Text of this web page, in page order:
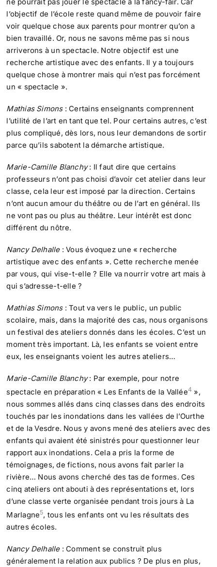
ne pourrait pas jouer le spectacle à la fancy-fair. Car
l’objectif de l’école reste quand même de pouvoir faire
voir quelque chose aux parents pour montrer qu’on a
bien travaillé. Or, nous ne savons même pas si nous
arriverons à un spectacle. Notre objectif est une
recherche artistique avec des enfants. Il y a toujours
quelque chose à montrer mais qui n’est pas forcément
un « spectacle ».
Mathias Simons: Certains enseignants comprennent
l’utilité de l’art en tant que tel. Pour certains autres, c’est
plus compliqué, dès lors, nous leur demandons de sortir
parce qu’ils sabotent la démarche artistique.
Marie-Camille Blanchy: Il faut dire que certains
professeurs n’ont pas choisi d’avoir cet atelier dans leur
classe, cela leur est imposé par la direction. Certains
n’ont aucun amour du théâtre ou de l’art en général. Ils
ne vont pas ou plus au théâtre. Leur intérêt est donc
différent du nôtre.
Nancy Delhalle: Vous évoquez une « recherche
artistique avec des enfants ». Cette recherche menée
par vous, qui vise-t-elle ? Elle va nourrir votre art mais à
qui s’adresse-t-elle ?
Mathias Simons: Tout va vers le public, un public
scolaire, mais, dans la majorité des cas, nous organisons
un festival des ateliers donnés dans les écoles. C’est un
moment très important. Là, les enfants se voient entre
eux, les enseignants voient les autres ateliers…
Marie-Camille Blanchy: Par exemple, pour notre
spectacle en préparation « Les Enfants de la Vallée4 »,
nous sommes allés dans cinq classes dans des endroits
touchés par les inondations dans les vallées de l’Ourthe
et de la Vesdre. Nous y avons mené des ateliers avec des
enfants qui avaient été sinistrés pour questionner leur
rapport aux inondations. Cela a pris la forme de
témoignages, de fictions, nous avons fait parler la
rivière… Nous avons cherché des tas de formes. Ces
cinq ateliers ont abouti à des représentations et, lors
d’une classe verte organisée pendant trois jours à La
Marlagne5, tous les enfants ont vu les résultats des
autres écoles.
Nancy Delhalle: Comment se construit plus
généralement la relation aux publics ? De plus en plus,